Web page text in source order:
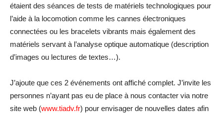
étaient des séances de tests de matériels technologiques pour
l’aide à la locomotion comme les cannes électroniques
connectées ou les bracelets vibrants mais également des
matériels servant à l’analyse optique automatique (description
d’images ou lectures de textes…).
J’ajoute que ces 2 événements ont affiché complet. J’invite les
personnes n’ayant pas eu de place à nous contacter via notre
site web (www.tiadv.fr) pour envisager de nouvelles dates afin